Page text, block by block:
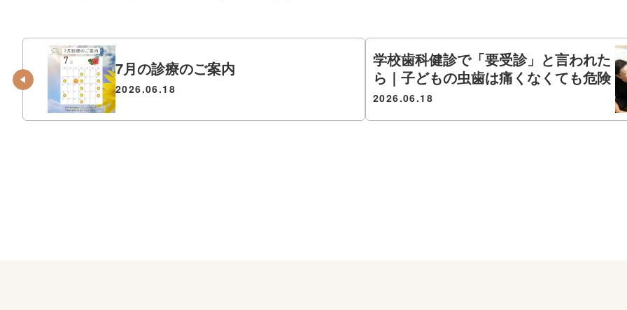
7月の診療のご案内
2026.06.18
学校歯科健診で「要受診」と言われた
ら｜子どもの虫歯は痛くなくても危険
2026.06.18